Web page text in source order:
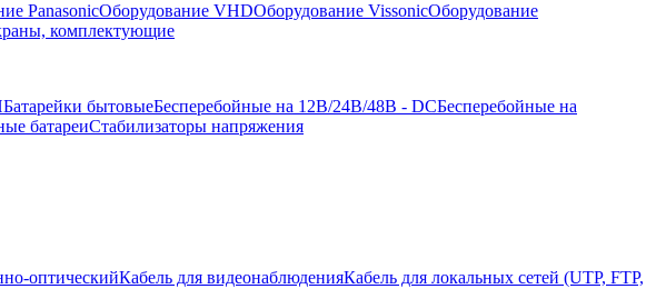
PanasonicОборудование VHDОборудование VissonicОборудование
комплектующие
Батарейки бытовыеБесперебойные на 12В/24В/48В - DCБесперебойные на
батареиСтабилизаторы напряжения
оптическийКабель для видеонаблюденияКабель для локальных сетей (UTP, FTP,